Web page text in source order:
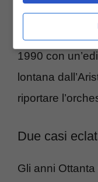
inserita la
playback
1990 con
lontana
riportare
Due casi
Gli anni